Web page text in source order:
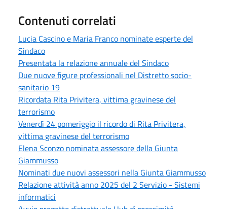
Contenuti correlati
Lucia Cascino e Maria Franco nominate esperte del
Sindaco
Presentata la relazione annuale del Sindaco
Due nuove figure professionali nel Distretto socio-
sanitario 19
Ricordata Rita Privitera, vittima gravinese del
terrorismo
Venerdì 24 pomeriggio il ricordo di Rita Privitera,
vittima gravinese del terrorismo
Elena Sconzo nominata assessore della Giunta
Giammusso
Nominati due nuovi assessori nella Giunta Giammusso
Relazione attività anno 2025 del 2 Servizio - Sistemi
informatici